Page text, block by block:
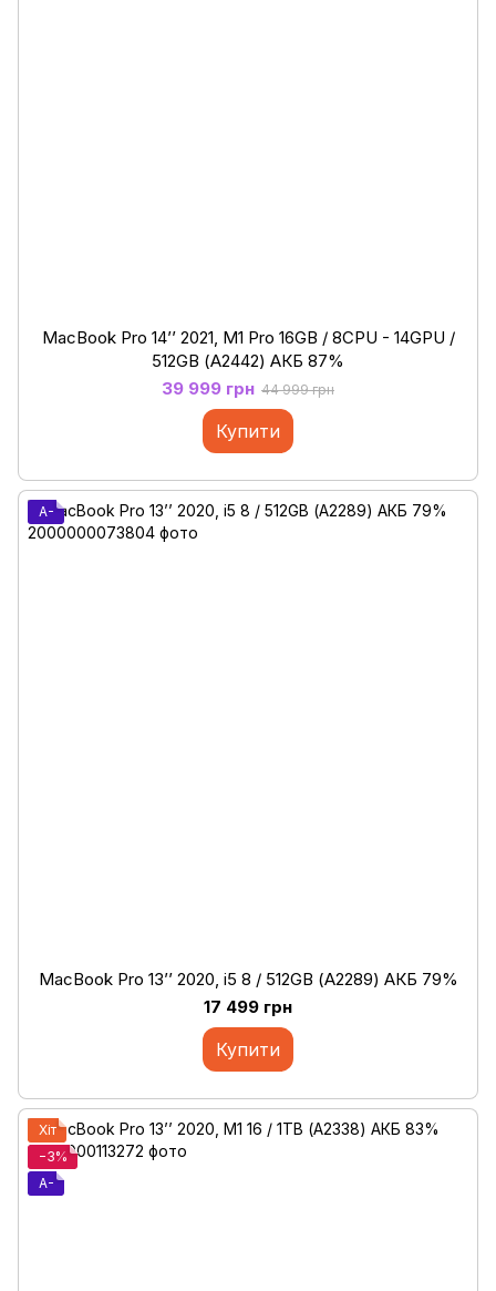
MacBook Pro 14’’ 2021, M1 Pro 16GB / 8CPU - 14GPU /
512GB (А2442) АКБ 87%
39 999 грн 44 999 грн
Купити
A-
MacBook Pro 13’’ 2020, i5 8 / 512GB (А2289) АКБ 79%
17 499 грн
Купити
Хіт
−3%
A-